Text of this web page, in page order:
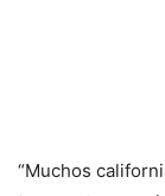
“Muchos